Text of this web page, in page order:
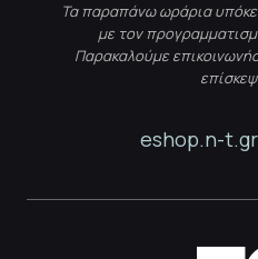
Τα παραπάνω ωράρια
με τον
Παρακαλούμε
eshop.n-t.gr